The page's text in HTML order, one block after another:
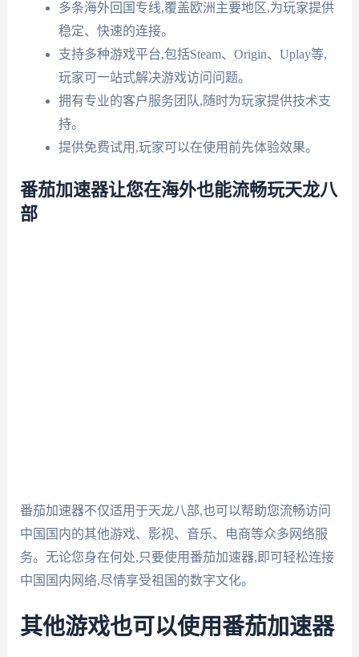
多条海外回国专线,覆盖欧洲主要地区,为玩家提供
稳定、快速的连接。
支持多种游戏平台,包括Steam、Origin、Uplay等,
玩家可一站式解决游戏访问问题。
拥有专业的客户服务团队,随时为玩家提供技术支
持。
提供免费试用,玩家可以在使用前先体验效果。
番茄加速器让您在海外也能流畅玩天龙八
部
番茄加速器不仅适用于天龙八部,也可以帮助您流畅访问
中国国内的其他游戏、影视、音乐、电商等众多网络服
务。无论您身在何处,只要使用番茄加速器,即可轻松连接
中国国内网络,尽情享受祖国的数字文化。
其他游戏也可以使用番茄加速器